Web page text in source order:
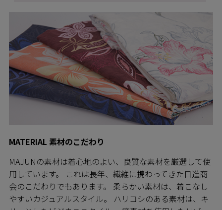
MATERIAL 素材のこだわり
MAJUNの素材は着心地のよい、良質な素材を厳選して使
用しています。 これは長年、繊維に携わってきた日進商
会のこだわりでもあります。 柔らかい素材は、着こなし
やすいカジュアルスタイル。 ハリコシのある素材は、キ